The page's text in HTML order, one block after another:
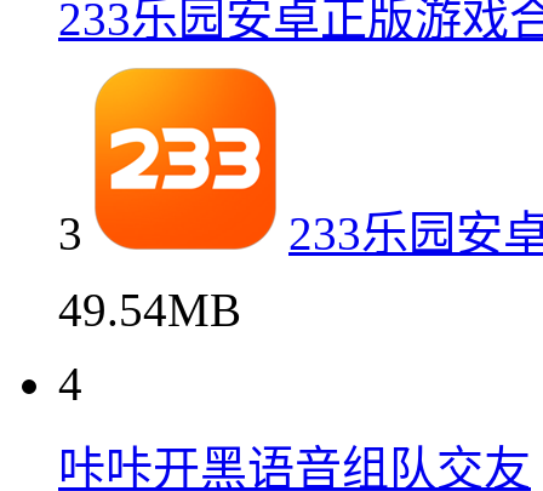
233乐园安卓正版游戏
3
233乐园安
49.54MB
4
咔咔开黑语音组队交友